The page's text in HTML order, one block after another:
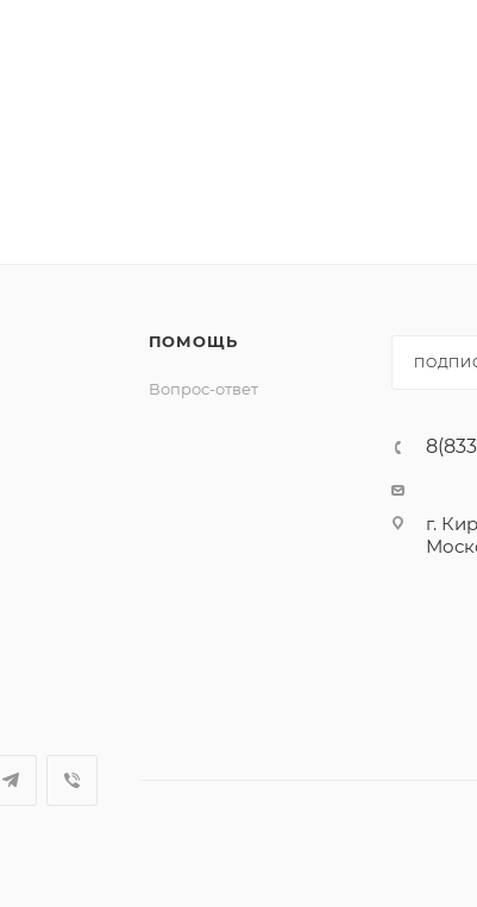
ПОМОЩЬ
Вопрос-ответ
г.